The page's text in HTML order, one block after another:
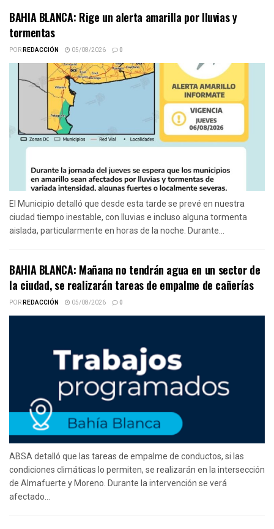
BAHIA BLANCA: Rige un alerta amarilla por lluvias y
tormentas
PORREDACCIÓN 05/08/2026 0
El Municipio detalló que desde esta tarde se prevé en nuestra
ciudad tiempo inestable, con lluvias e incluso alguna tormenta
aislada, particularmente en horas de la noche. Durante...
BAHIA BLANCA: Mañana no tendrán agua en un sector de
la ciudad, se realizarán tareas de empalme de cañerías
PORREDACCIÓN 05/08/2026 0
ABSA detalló que las tareas de empalme de conductos, si las
condiciones climáticas lo permiten, se realizarán en la intersección
de Almafuerte y Moreno. Durante la intervención se verá
afectado...